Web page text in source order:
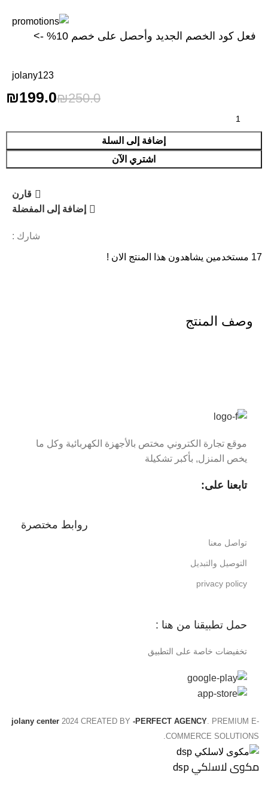
فعل كود الخصم الجديد وأحصل على خصم 10% ->
jolany123
₪250.0
₪199.0
إضافة إلى السلة
اشتري الآن
قارن
إضافة إلى المفضلة
شارك :
17 مستخدمين يشاهدون هذا المنتج الان !
وصف المنتج
موقع تجارة الكتروني مختص بالأجهزة الكهربائية وكل ما
يخص المنزل, بأكبر تشكيلة
تابعنا على:
روابط مختصرة
تواصل معنا
التوصيل والتبديل
privacy policy
حمل تطبيقنا من هنا :
تخفيضات خاصة على التطبيق
jolany center 2024 CREATED BY -PERFECT AGENCY. PREMIUM E-
COMMERCE SOLUTIONS.
مكوى لاسلكي dsp